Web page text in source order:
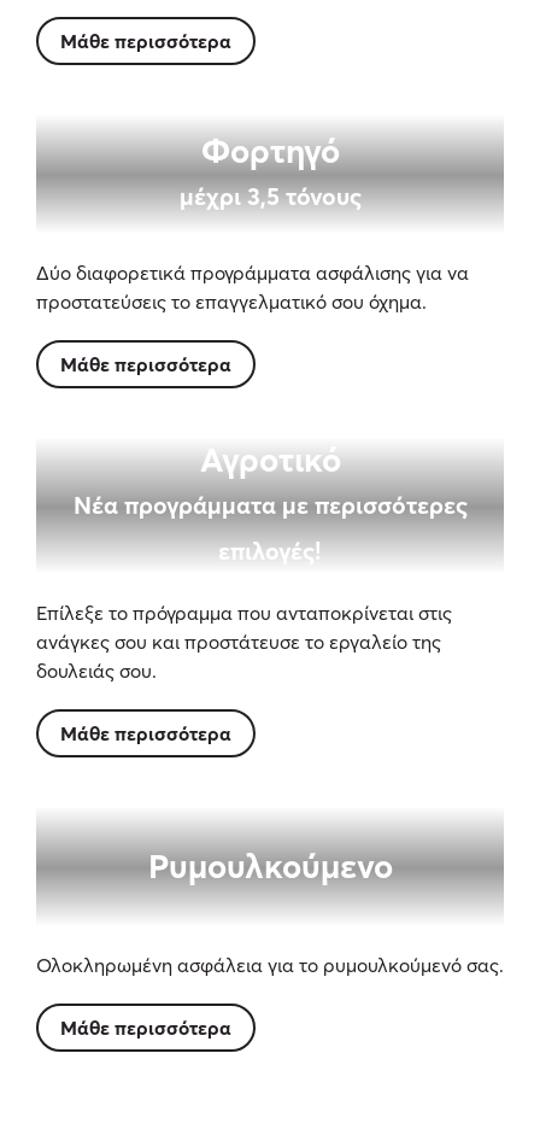
Μάθε περισσότερα
Φορτηγό
μέχρι 3,5 τόνους
Δύο διαφορετικά προγράμματα ασφάλισης για να
προστατεύσεις το επαγγελματικό σου όχημα.
Μάθε περισσότερα
Αγροτικό
Νέα προγράμματα με περισσότερες
επιλογές!
Επίλεξε το πρόγραμμα που ανταποκρίνεται στις
ανάγκες σου και προστάτευσε το εργαλείο της
δουλειάς σου.
Μάθε περισσότερα
Ρυμουλκούμενο
Ολοκληρωμένη ασφάλεια για το ρυμουλκούμενό σας.
Μάθε περισσότερα